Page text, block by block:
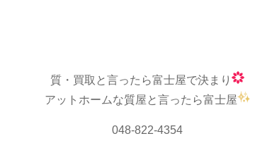
質・買取と言ったら富士屋で決まり
アットホームな質屋と言ったら富士屋
048-822-4354